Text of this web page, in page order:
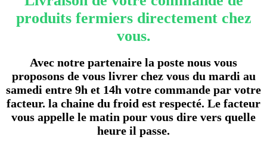
produits fermiers directement chez
vous.
Avec notre partenaire la poste nous vous
proposons de vous livrer chez vous du mardi au
samedi entre 9h et 14h votre commande par votre
facteur. la chaine du froid est respecté. Le facteur
vous appelle le matin pour vous dire vers quelle
heure il passe.